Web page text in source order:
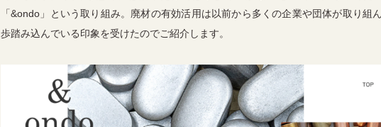
「&ondo」という取り組み。廃材の有効活用は以前から多くの企業や団体が取り組
歩踏み込んでいる印象を受けたのでご紹介します。